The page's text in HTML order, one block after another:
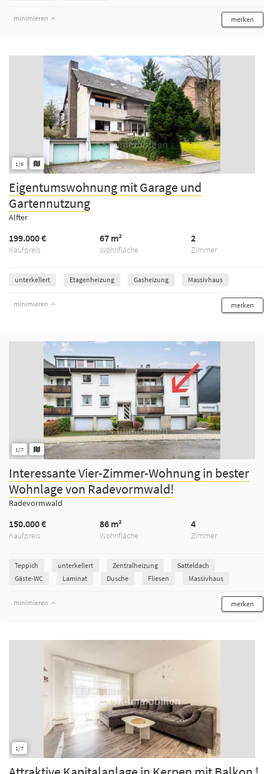
minimieren merken
1/6
Eigentumswohnung mit Garage und
Gartennutzung
Alfter
Kaufpreis
199.000 €
Wohnfläche
67 m²
Zimmer
2
unterkellert Etagenheizung Gasheizung Massivhaus
minimieren merken
1/7
Interessante Vier-Zimmer-Wohnung in bester
Wohnlage von Radevormwald!
Radevormwald
Kaufpreis
150.000 €
Wohnfläche
86 m²
Zimmer
4
Teppich unterkellert Zentralheizung
Satteldach
Gäste-WC
Laminat Dusche Fliesen Massivhaus
minimieren merken
1/7